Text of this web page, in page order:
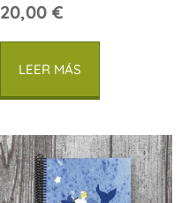
20,00 €
LEER MÁS